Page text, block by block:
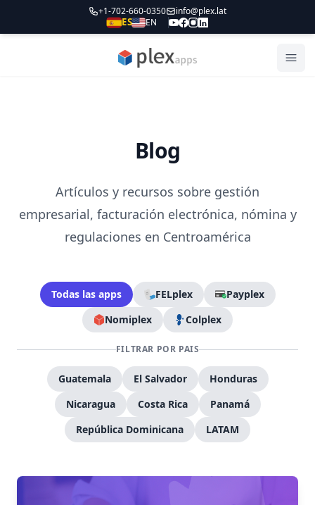
+1-702-660-0350 info@plex.lat
ES EN
PLEXapps
Blog
Artículos y recursos sobre gestión
empresarial, facturación electrónica, nómina y
regulaciones en Centroamérica
Todas las apps FELplex
Payplex
Nomiplex
Colplex
FILTRAR POR PAIS
Guatemala El Salvador
Honduras
Nicaragua
Costa Rica
Panamá
República Dominicana
LATAM